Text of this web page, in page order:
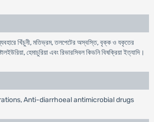
খিঁচুনী, মতিভ্রম, তলপেটের অস্বস্তি, বৃক্ক ও যকৃতের
হেমাচুরিয়া এবং রিভারসিবল কিডনি বিষক্রিয়া ইত্যাদি।
Anti-diarrhoeal antimicrobial drugs